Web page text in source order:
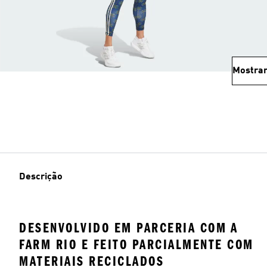
Descrição
DESENVOLVIDO EM PARCERIA COM A
FARM RIO E FEITO PARCIALMENTE COM
MATERIAIS RECICLADOS